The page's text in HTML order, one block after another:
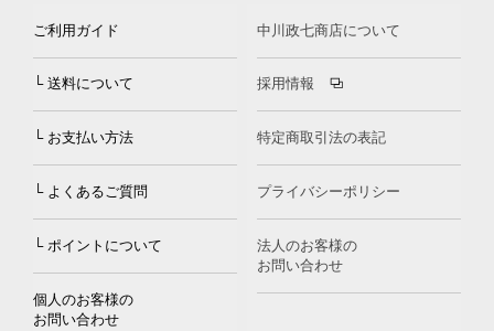
ご利用ガイド
└ 送料について
└ お支払い方法
└ よくあるご質問
└ ポイントについて
個人のお客様の
お問い合わせ
中川政七商店について
採用情報
特定商取引法の表記
プライバシーポリシー
法人のお客様の
お問い合わせ